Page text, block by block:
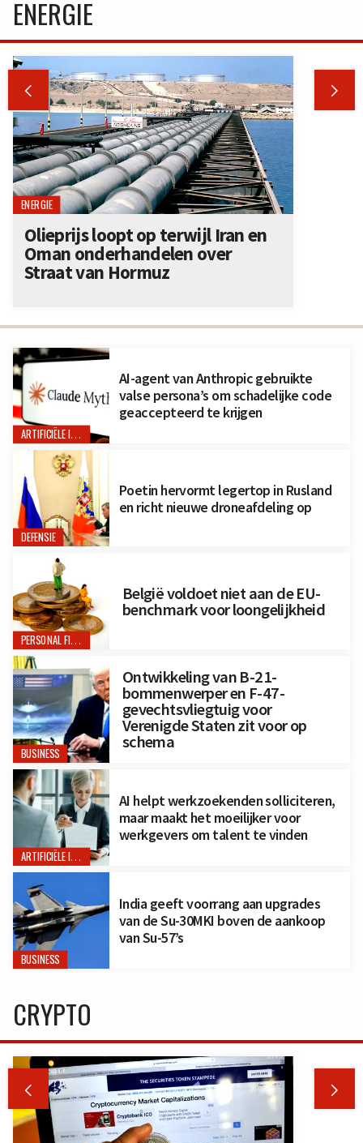
ARTIFICIËLE INTELLIGENTIE
AI-agent van Anthropic gebruikte
valse persona’s om schadelijke code
geaccepteerd te krijgen
DEFENSIE
Poetin hervormt legertop in Rusland
en richt nieuwe droneafdeling op
PERSONAL FINANCE
België voldoet niet aan de EU-
benchmark voor loongelijkheid
BUSINESS
Ontwikkeling van B-21-
bommenwerper en F-47-
gevechtsvliegtuig voor
Verenigde Staten zit voor op
schema
ARTIFICIËLE INTELLIGENTIE
AI helpt werkzoekenden solliciteren,
maar maakt het moeilijker voor
werkgevers om talent te vinden
BUSINESS
India geeft voorrang aan upgrades
van de Su-30MKI boven de aankoop
van Su-57’s
ENERGIE
 
ENERGIE
Olieprijs loopt op terwijl Iran en
Oman onderhandelen over
Straat van Hormuz
CRYPTO
 